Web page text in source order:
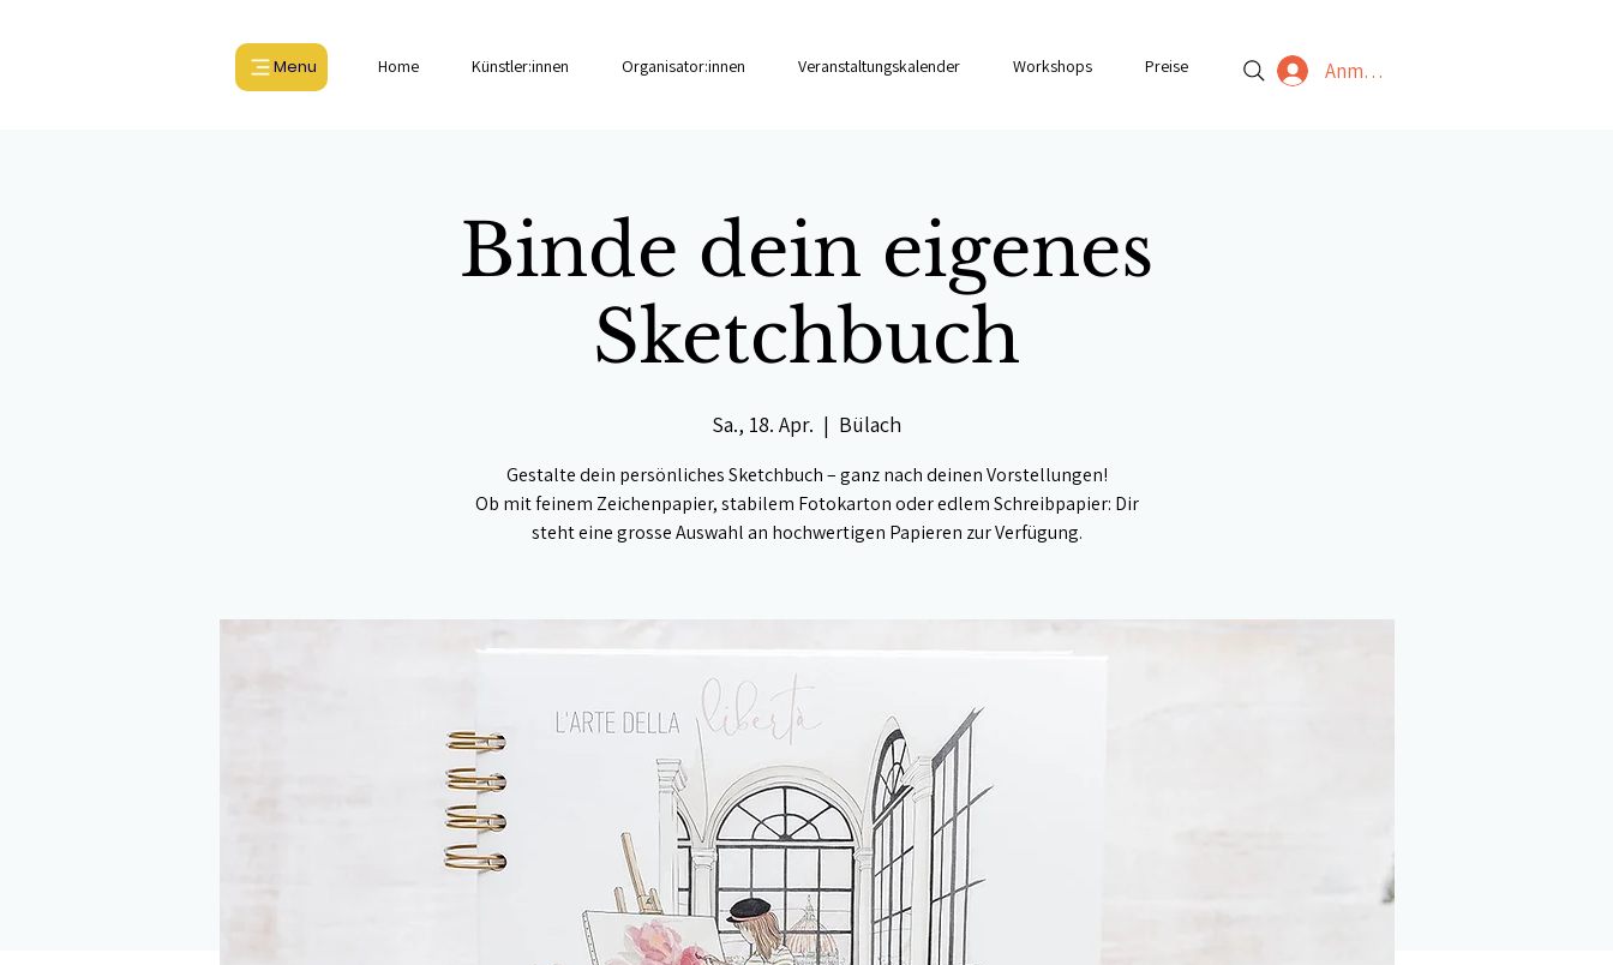
Menu Home Künstler:innen Organisator:innen Veranstaltungskalender Workshops Preise Anmelden
Binde dein eigenes
Sketchbuch
Sa., 18. Apr.
  |
Bülach
Gestalte dein persönliches Sketchbuch – ganz nach deinen Vorstellungen!
Ob mit feinem Zeichenpapier, stabilem Fotokarton oder edlem Schreibpapier: Dir
steht eine grosse Auswahl an hochwertigen Papieren zur Verfügung.